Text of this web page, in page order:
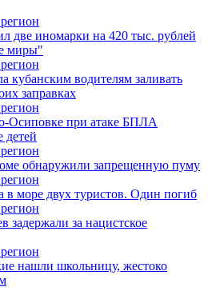
две иномарки на 420 тыс. рублей
миры"
кубанским водителям заливать
заправках
Осиповке при атаке БПЛА
детей
обнаружили запрещенную пуму
в море двух туристов. Один погиб
задержали за нацистское
нашли школьницу, жестоко